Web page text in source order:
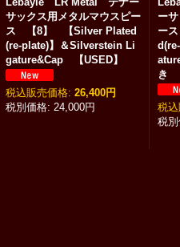
サックス用メタルマウスピー
ス 【8】 【Silver Plated
(re-plate)】＆Silverstein Li
gature&Cap 【USED】
24,000円
税込 : 26,400円
ー
ー
き
税込